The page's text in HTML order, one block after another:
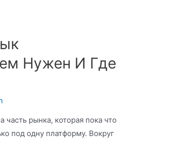
Нужен И Где
рынка, которая пока что
под одну платформу. Вокруг